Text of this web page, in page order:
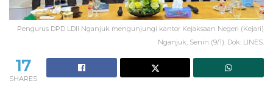
Pengurus DPD LDII Nganjuk mengunjungi kantor Kejaksaan Negeri (Kejari)
Nganjuk, Senin (9/1). Dok: LINES.
17
SHARES